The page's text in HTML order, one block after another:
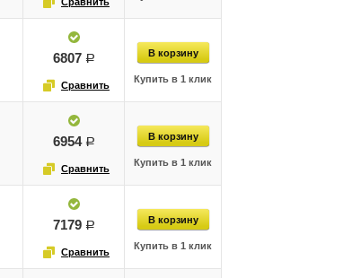
6807 руб.
6954 руб.
7179 руб.